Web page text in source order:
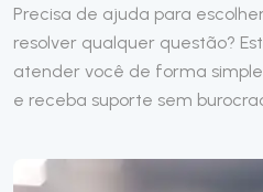
Precisa de ajuda para
resolver qualquer questão?
atender você de forma
e receba suporte sem